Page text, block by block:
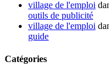
village de l'emploi
outils de publicité
village de l'emploi
guide
Catégories